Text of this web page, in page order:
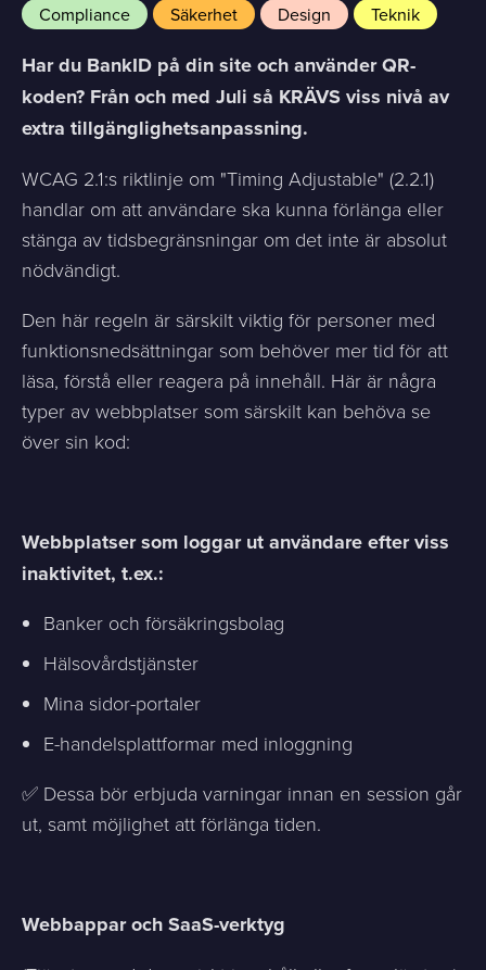
Compliance Säkerhet Design Teknik
Har du BankID på din site och använder QR-
koden? Från och med Juli så KRÄVS viss nivå av
extra tillgänglighetsanpassning.
WCAG 2.1:s riktlinje om "Timing Adjustable" (2.2.1)
handlar om att användare ska kunna förlänga eller
stänga av tidsbegränsningar om det inte är absolut
nödvändigt.
Den här regeln är särskilt viktig för personer med
funktionsnedsättningar som behöver mer tid för att
läsa, förstå eller reagera på innehåll. Här är några
typer av webbplatser som särskilt kan behöva se
över sin kod:
Webbplatser som loggar ut användare efter viss
inaktivitet, t.ex.:
Banker och försäkringsbolag
Hälsovårdstjänster
Mina sidor-portaler
E-handelsplattformar med inloggning
✅ Dessa bör erbjuda varningar innan en session går
ut, samt möjlighet att förlänga tiden.
Webbappar och SaaS-verktyg